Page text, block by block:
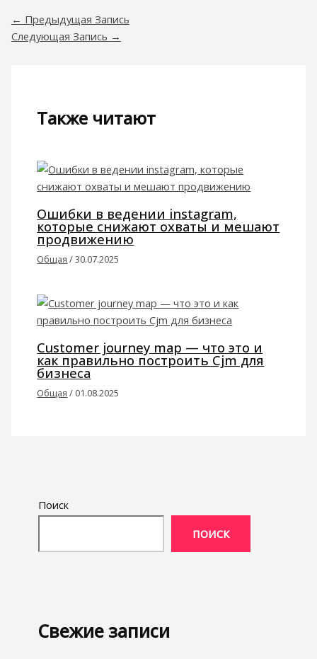
← Предыдущая Запись
Следующая Запись →
Также читают
Ошибки в ведении instagram,
которые снижают охваты и мешают
продвижению
Общая /30.07.2025
Customer journey map — что это и
как правильно построить Cjm для
бизнеса
Общая / 01.08.2025
Поиск
ПОИСК
Свежие записи